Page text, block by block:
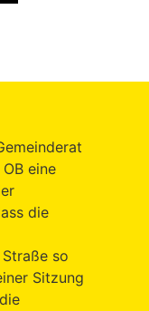
eine
die
so
Sitzung